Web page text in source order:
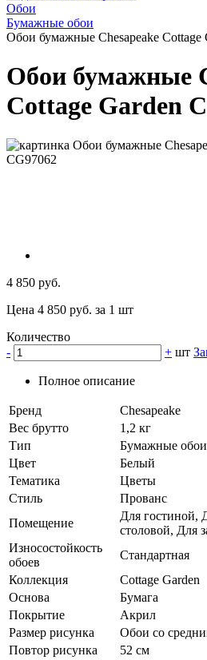
Обои
Бумажные обои
Обои бумажные Chesapeake Cottage
Обои бумажные
Cottage Garden
4 850 руб.
Цена 4 850 руб. за 1 шт
Количество
-
+ шт
Полное описание
Бренд
Chesapeake
Вес брутто
1,2 кг
Тип
Бумажные обои
Цвет
Белый
Тематика
Цветы
Стиль
Прованс
Помещение
Для гостиной,
столовой, Для
Износостойкость
обоев
Стандартная
Коллекция
Cottage Garden
Основа
Бумага
Покрытие
Акрил
Размер рисунка
Обои со
Повтор рисунка
52 см